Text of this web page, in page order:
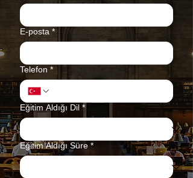
E-posta *
Telefon *
Eğitim Aldığı Dil *
Eğitim Aldığı Süre *